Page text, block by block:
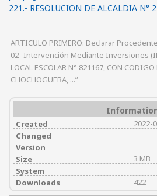
221.- RESOLUCION DE ALCALDIA N°
ARTICULO PRIMERO: Declarar
02- Intervención Mediante Inversiones
LOCAL ESCOLAR N° 821167, CON
CHOCHOGUERA, ...”
Created
2022-
Changed
Version
Size
3 MB
System
Downloads
422